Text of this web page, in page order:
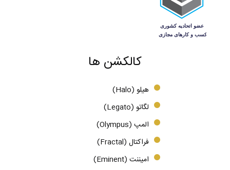
کالکشن ها
هیلو (Halo)
لگاتو (Legato)
المپ (Olympus)
فراکتال (Fractal)
امیننت (Eminent)